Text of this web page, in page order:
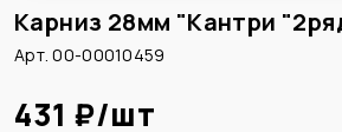
Карниз 28мм "Кантри
Арт. 00-00010459
431 ₽/шт